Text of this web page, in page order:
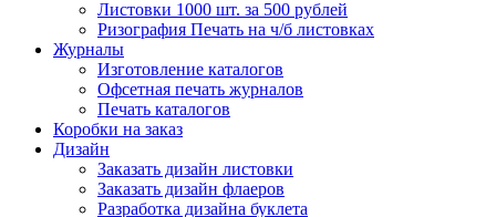
Листовки 1000 шт. за 500 рублей
Ризография Печать на ч/б листовках
Журналы
Изготовление каталогов
Офсетная печать журналов
Печать каталогов
Коробки на заказ
Дизайн
Заказать дизайн листовки
Заказать дизайн флаеров
Разработка дизайна буклета